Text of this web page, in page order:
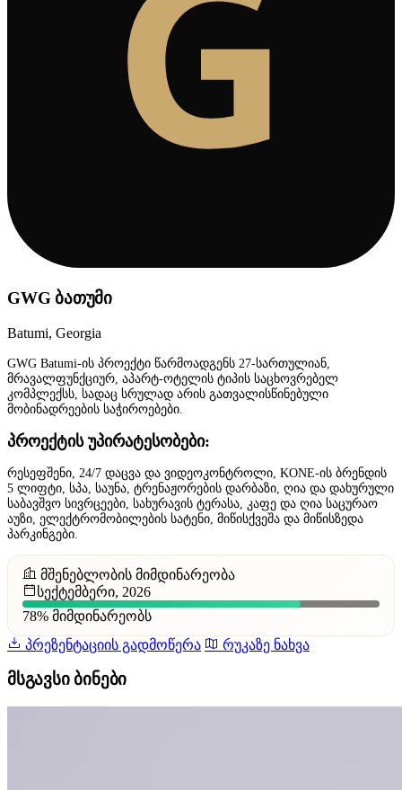
GWG ბათუმი
Batumi, Georgia
GWG Batumi-ის პროექტი წარმოადგენს 27-სართულიან,
მრავალფუნქციურ, აპარტ-ოტელის ტიპის საცხოვრებელ
კომპლექსს, სადაც სრულად არის გათვალისწინებული
მობინადრეების საჭიროებები.
პროექტის უპირატესობები:
რესეფშენი, 24/7 დაცვა და ვიდეოკონტროლი, KONE-ის ბრენდის
5 ლიფტი, სპა, საუნა, ტრენაჟორების დარბაზი, ღია და დახურული
საბავშვო სივრცეები, სახურავის ტერასა, კაფე და ღია საცურაო
აუზი, ელექტრომობილების სატენი, მიწისქვეშა და მიწისზედა
პარკინგები.
მშენებლობის მიმდინარეობა
სექტემბერი, 2026
78% მიმდინარეობს
პრეზენტაციის გადმოწერა
რუკაზე ნახვა
მსგავსი ბინები